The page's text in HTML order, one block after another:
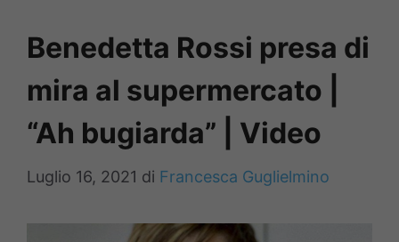
Benedetta Rossi presa di
mira al supermercato |
“Ah bugiarda” | Video
Luglio 16, 2021 di Francesca Guglielmino